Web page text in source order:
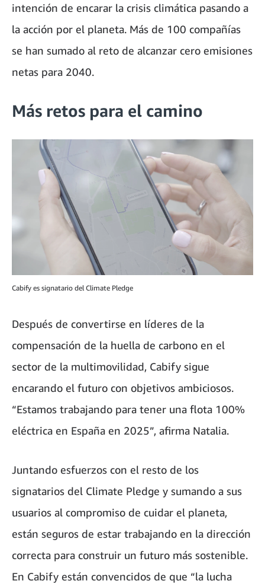
intención de encarar la crisis climática pasando a
la acción por el planeta. Más de 100 compañías
se han sumado al reto de alcanzar cero emisiones
netas para 2040.
Más retos para el camino
Cabify es signatario del Climate Pledge
Después de convertirse en líderes de la
compensación de la huella de carbono en el
sector de la multimovilidad, Cabify sigue
encarando el futuro con objetivos ambiciosos.
“Estamos trabajando para tener una flota 100%
eléctrica en España en 2025”, afirma Natalia.
Juntando esfuerzos con el resto de los
signatarios del Climate Pledge y sumando a sus
usuarios al compromiso de cuidar el planeta,
están seguros de estar trabajando en la dirección
correcta para construir un futuro más sostenible.
En Cabify están convencidos de que “la lucha